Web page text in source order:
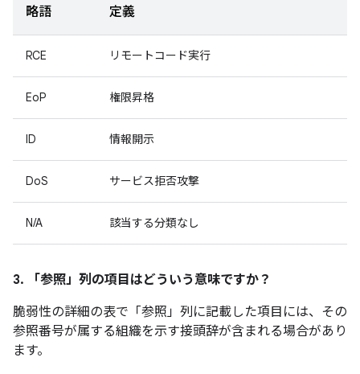
略語 定義
RCE リモートコード実行
EoP 権限昇格
ID 情報開示
DoS サービス拒否攻撃
N/A 該当する分類なし
3. 「参照」 列の項目はどういう意味ですか？
脆弱性の詳細の表で「参照」列に記載した項目には、その
参照番号が属する組織を示す接頭辞が含まれる場合があり
ます。